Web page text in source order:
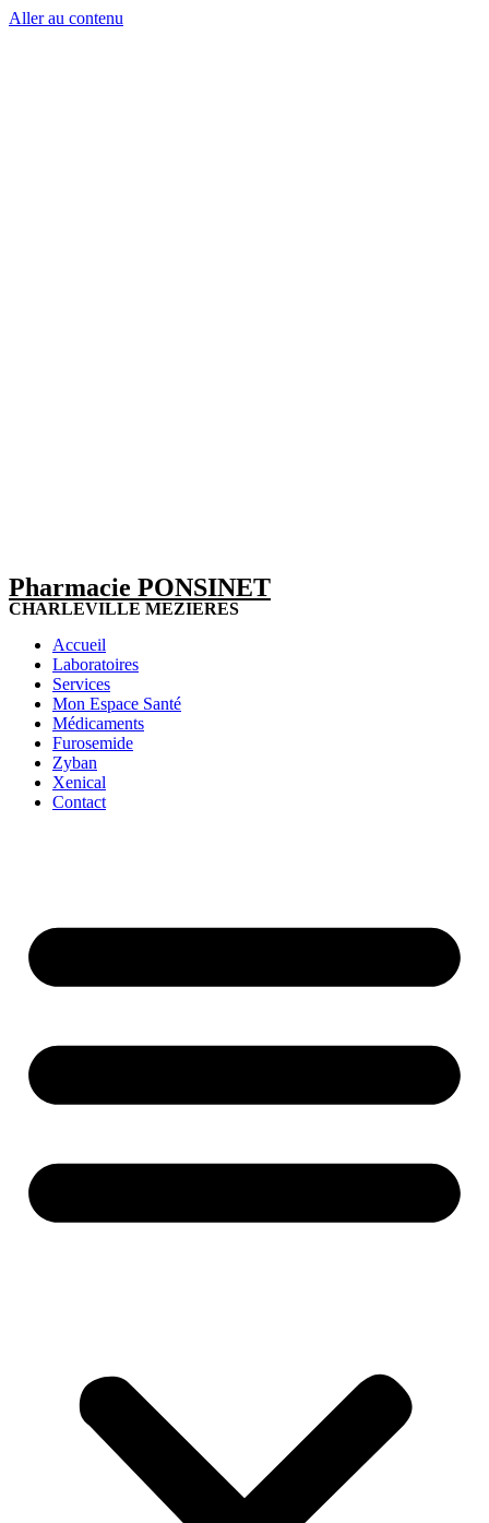
Aller au contenu
Pharmacie PONSINET
CHARLEVILLE MEZIERES
Accueil
Laboratoires
Services
Mon Espace Santé
Médicaments
Furosemide
Zyban
Xenical
Contact